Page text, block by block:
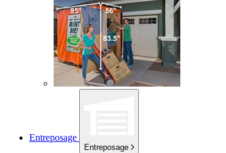
Entreposage
Entreposage